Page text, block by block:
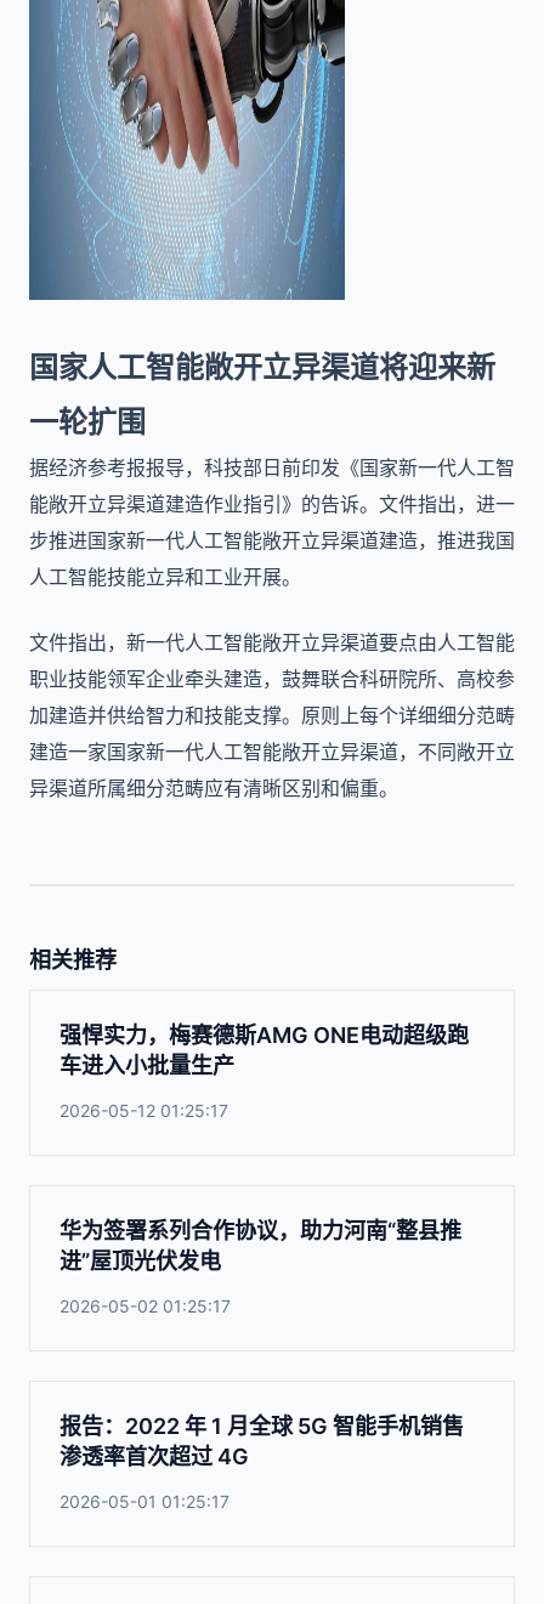
国家人工智能敞开立异渠道将迎来新
一轮扩围
据经济参考报报导，科技部日前印发《国家新一代人工智
能敞开立异渠道建造作业指引》的告诉。文件指出，进一
步推进国家新一代人工智能敞开立异渠道建造，推进我国
人工智能技能立异和工业开展。
文件指出，新一代人工智能敞开立异渠道要点由人工智能
职业技能领军企业牵头建造，鼓舞联合科研院所、高校参
加建造并供给智力和技能支撑。原则上每个详细细分范畴
建造一家国家新一代人工智能敞开立异渠道，不同敞开立
异渠道所属细分范畴应有清晰区别和偏重。
相关推荐
强悍实力，梅赛德斯AMG ONE电动超级跑
车进入小批量生产
2026-05-12 01:25:17
华为签署系列合作协议，助力河南“整县推
进”屋顶光伏发电
2026-05-02 01:25:17
报告：2022 年 1 月全球 5G 智能手机销售
渗透率首次超过 4G
2026-05-01 01:25:17